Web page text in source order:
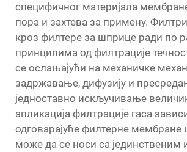
специфичног материјала
пора и захтева за примену.
кроз филтере за шприце ради по
принципима од филтрације
се ослањајући на механичке
задржавање, дифузију и
једноставно искључивање
апликација филтрације гаса
одговарајуће филтерне мембране
може да се носи са јединственим